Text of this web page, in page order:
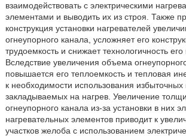
взаимодействовать с электрическими
элементами и выводить их из строя. Также
конструкция установки нагревателей
огнеупорного канала, усложняет его
трудоемкость и снижает технологичность его
Вследствие увеличения объема
повышается его теплоемкость и тепловая
к необходимости использования
закладываемых на нагрев. Увеличение
огнеупорного канала из-за установки в них
нагревательных элементов приводит к
участков желоба с использованием